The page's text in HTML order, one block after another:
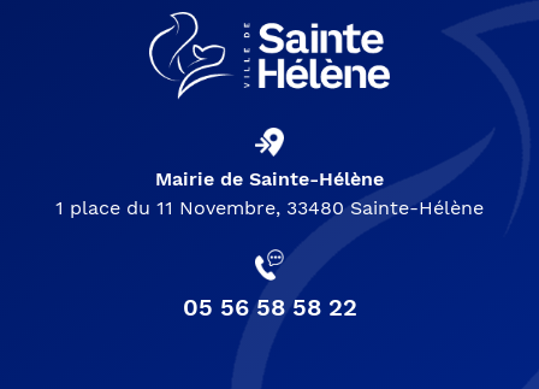
Mairie de Sainte-Hélène
1 place du 11 Novembre, 33480 Sainte-Hélène
05 56 58 58 22